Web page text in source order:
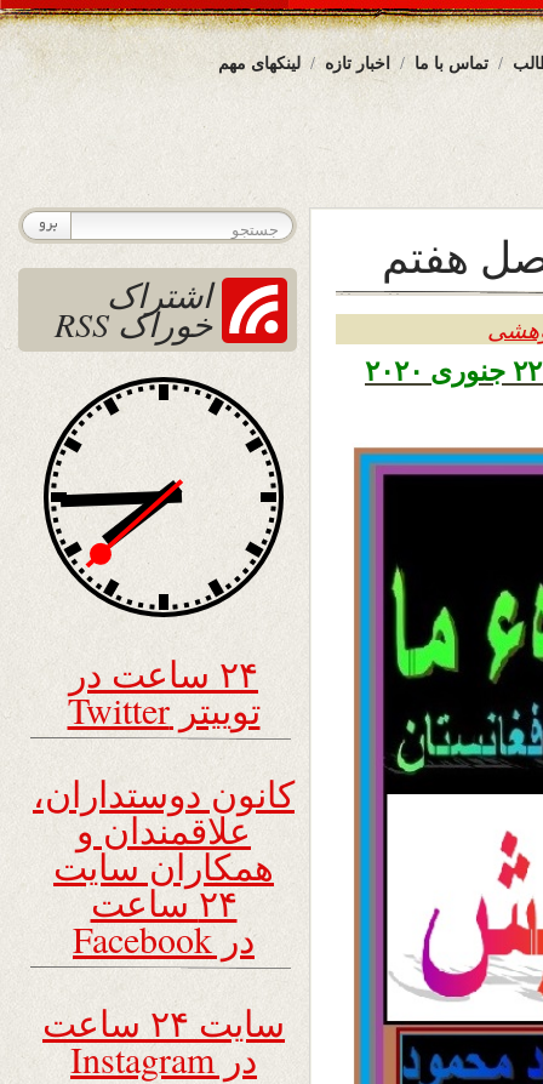
لینکهای مهم اخبار تازه تماس با ما
هفتم
تاریخ نشر چهارشنبه دوم دلو ۱۳۹۸ – ۲۲ جنوری ۲۰۲۰
اشتراک
خوراک RSS
۲۴ ساعت در
توییتر Twitter
کانون دوستداران،
علاقمندان و
همکاران سایت
۲۴ ساعت
در Facebook
سایت ۲۴ ساعت
در Instagram